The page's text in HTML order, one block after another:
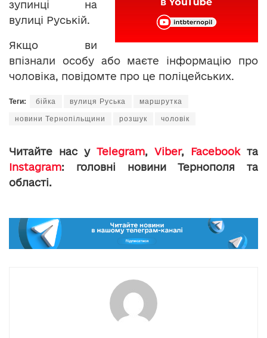
зупинці на
вулиці Руській.
Якщо ви
впізнали особу або маєте інформацію про
чоловіка, повідомте про це поліцейських.
Теги: бійка вулиця Руська маршрутка
новини Тернопільщини розшук чоловік
Читайте нас у Telegram, Viber, Facebookта
Instagram: головні новини Тернополя та
області.